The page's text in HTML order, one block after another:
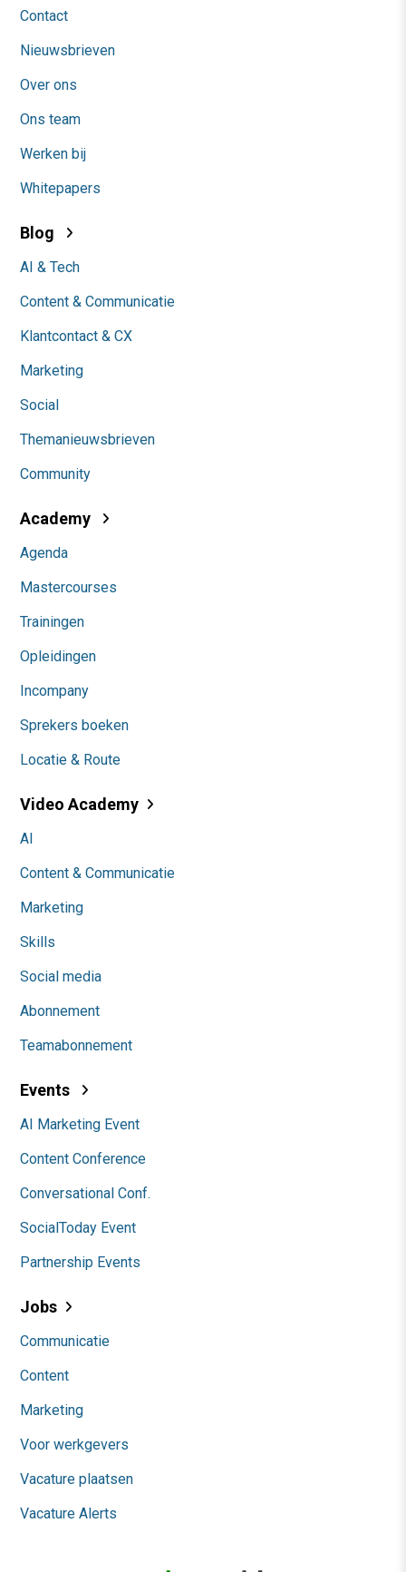
Contact
Nieuwsbrieven
Over ons
Ons team
Werken bij
Whitepapers
Blog
AI & Tech
Content & Communicatie
Klantcontact & CX
Marketing
Social
Themanieuwsbrieven
Community
Academy
Agenda
Mastercourses
Trainingen
Opleidingen
Incompany
Sprekers boeken
Locatie & Route
Video Academy
AI
Content & Communicatie
Marketing
Skills
Social media
Abonnement
Teamabonnement
Events
AI Marketing Event
Content Conference
Conversational Conf.
SocialToday Event
Partnership Events
Jobs
Communicatie
Content
Marketing
Voor werkgevers
Vacature plaatsen
Vacature Alerts